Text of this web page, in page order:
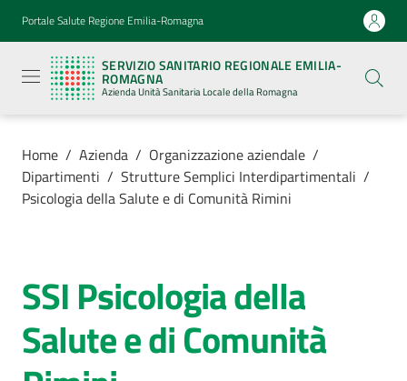
Vai al contenuto
Vai alla navigazione
Vai al footer
Portale Salute Regione Emilia-Romagna
SERVIZIO SANITARIO REGIONALE EMILIA-
ROMAGNA
Azienda Unità Sanitaria Locale della Romagna
Sanitario
Regionale
Emilia-
Romagna
Azienda
Sanitaria
Locale della
Romagna
Servizi
Luoghi
di
Home / Azienda / Organizzazione aziendale /
Dipartimenti / Strutture Semplici Interdipartimentali /
Psicologia della Salute e di Comunità Rimini
Salta al contenuto
SSI Psicologia della
Salute e di Comunità